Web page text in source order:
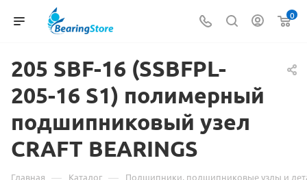
0
205 SBF-16 (SSBFPL-
205-16 S1) Материал
о
товаре
полимерный
подшипниковый узел
CRAFT BEARINGS
Главная — Каталог — Подшипники, подшипниковые узлы и